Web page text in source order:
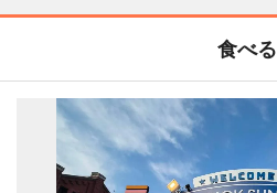
食べる